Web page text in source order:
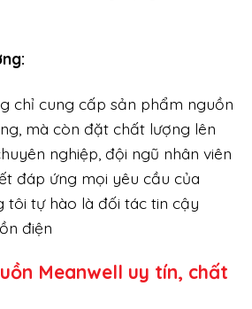
chỉ cung cấp sản phẩm nguồn
mà còn đặt chất lượng lên
nghiệp, đội ngũ nhân viên
đáp ứng mọi yêu cầu của
tôi tự hào là đối tác tin cậy
điện
Meanwell uy tín, chất